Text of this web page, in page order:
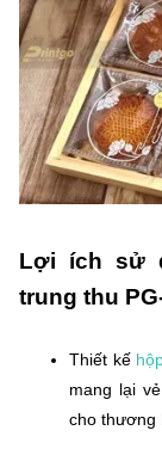
Lợi ích sử
trung thu
Thiết kế
mang lại
cho thương